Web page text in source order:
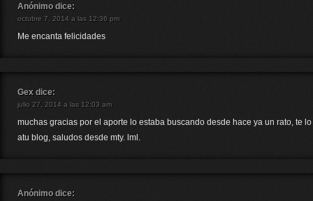
Anónimo dice:
octubre 7, 2014 a las 12:36 pm
Me encanta felicidades
Gex dice:
julio 27, 2014 a las 12:03 am
muchas gracias por el aporte lo estaba buscando desde hace ya un rato, te
atu blog, saludos desde mty. lml.
Anónimo dice: